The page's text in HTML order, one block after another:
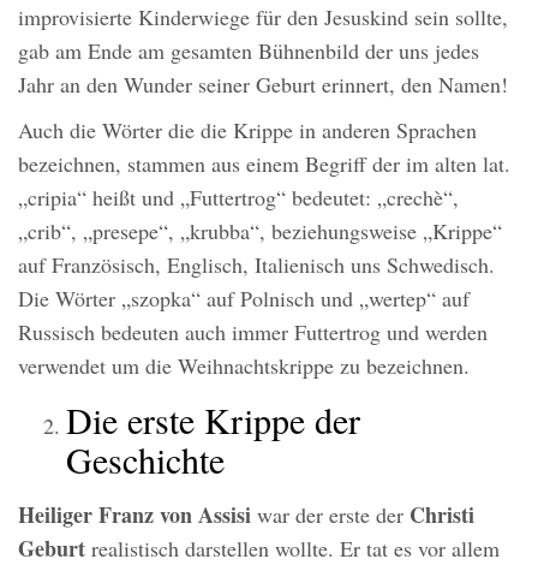
improvisierte Kinderwiege für den Jesuskind sein sollte,
gab am Ende am gesamten Bühnenbild der uns jedes
Jahr an den Wunder seiner Geburt erinnert, den Namen!
Auch die Wörter die die Krippe in anderen Sprachen
bezeichnen, stammen aus einem Begriff der im alten lat.
„cripia“ heißt und „Futtertrog“ bedeutet: „crechè“,
„crib“, „presepe“, „krubba“, beziehungsweise „Krippe“
auf Französisch, Englisch, Italienisch uns Schwedisch.
Die Wörter „szopka“ auf Polnisch und „wertep“ auf
Russisch bedeuten auch immer Futtertrog und werden
verwendet um die Weihnachtskrippe zu bezeichnen.
Die erste Krippe der
Geschichte
Heiliger Franz von Assisi war der erste der Christi
Geburt realistisch darstellen wollte. Er tat es vor allem